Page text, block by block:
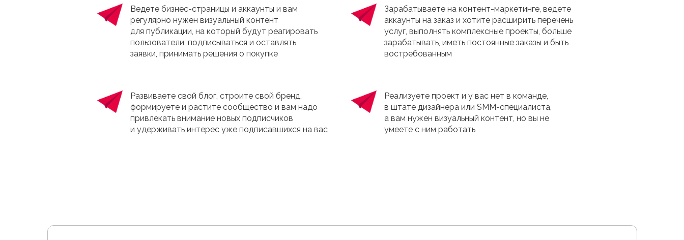
Развиваете свой блог, строите свой бренд,
формируете и растите сообщество и вам надо
привлекать внимание новых подписчиков
и удерживать интерес уже подписавшихся на вас
Зарабатываете на контент-маркетинге, ведете
аккаунты на заказ и хотите расширить перечень
услуг, выполнять комплексные проекты, больше
зарабатывать, иметь постоянные заказы и быть
востребованным
Реализуете проект и у вас нет в команде,
в штате дизайнера или SMM-специалиста,
а вам нужен визуальный контент, но вы не
умеете с ним работать
Ведете бизнес-страницы и аккаунты и вам
регулярно нужен визуальный контент
для публикации, на который будут реагировать
пользователи, подписываться и оставлять
заявки, принимать решения о покупке